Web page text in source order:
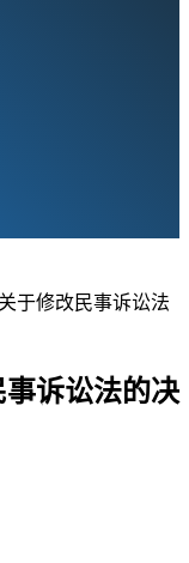
于修改民事诉讼法
诉讼法的决